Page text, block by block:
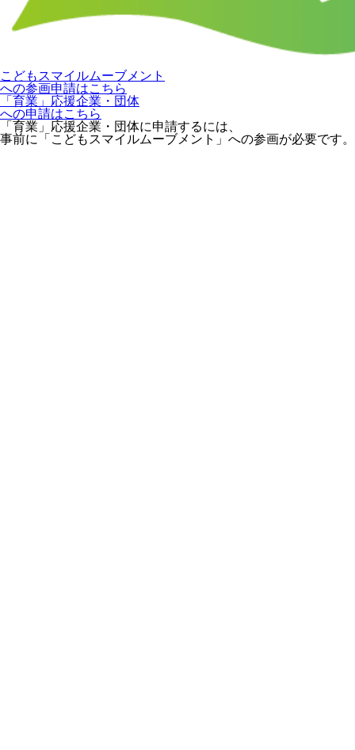
こどもスマイルムーブメント
への参画申請はこちら
「育業」応援企業・団体
への申請はこちら
「育業」応援企業・団体に申請するには、
事前に「こどもスマイルムーブメント」への参画が必要です。